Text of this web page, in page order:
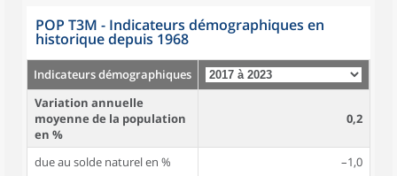
POP T3M - Indicateurs démographiques en
historique depuis 1968
Indicateurs démographiques
Variation annuelle
moyenne de la population
en %
0,2
due au solde naturel en %
–1,0